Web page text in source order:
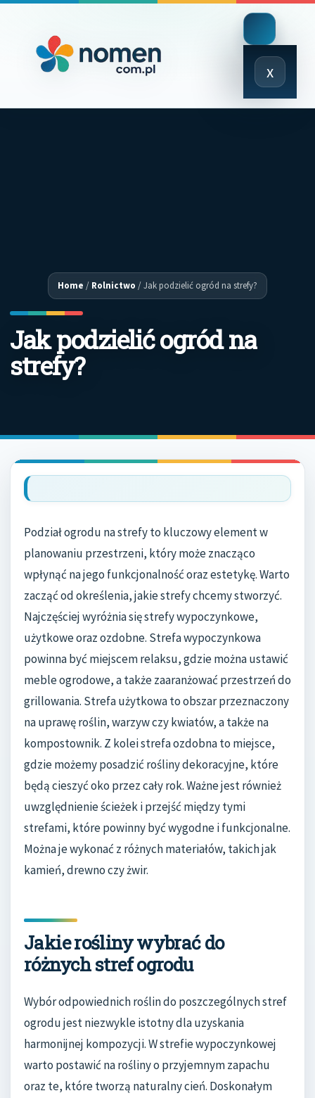
x
Close
Menu
Home / Rolnictwo /Jak podzielić ogród na strefy?
Jak podzielić ogród na
strefy?
Podział ogrodu na strefy to kluczowy element w
planowaniu przestrzeni, który może znacząco
wpłynąć na jego funkcjonalność oraz estetykę. Warto
zacząć od określenia, jakie strefy chcemy stworzyć.
Najczęściej wyróżnia się strefy wypoczynkowe,
użytkowe oraz ozdobne. Strefa wypoczynkowa
powinna być miejscem relaksu, gdzie można ustawić
meble ogrodowe, a także zaaranżować przestrzeń do
grillowania. Strefa użytkowa to obszar przeznaczony
na uprawę roślin, warzyw czy kwiatów, a także na
kompostownik. Z kolei strefa ozdobna to miejsce,
gdzie możemy posadzić rośliny dekoracyjne, które
będą cieszyć oko przez cały rok. Ważne jest również
uwzględnienie ścieżek i przejść między tymi
strefami, które powinny być wygodne i funkcjonalne.
Można je wykonać z różnych materiałów, takich jak
kamień, drewno czy żwir.
Jakie rośliny wybrać do
różnych stref ogrodu
Wybór odpowiednich roślin do poszczególnych stref
ogrodu jest niezwykle istotny dla uzyskania
harmonijnej kompozycji. W strefie wypoczynkowej
warto postawić na rośliny o przyjemnym zapachu
oraz te, które tworzą naturalny cień. Doskonałym